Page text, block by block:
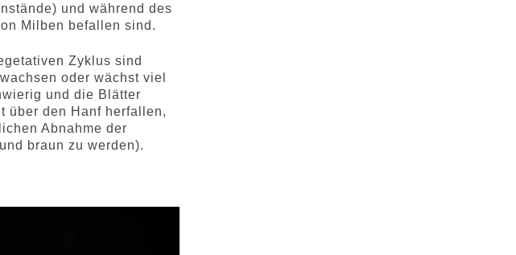
und während des
Milben befallen sind.
Zyklus sind
oder wächst viel
und die Blätter
über den Hanf herfallen,
Abnahme der
braun zu werden).